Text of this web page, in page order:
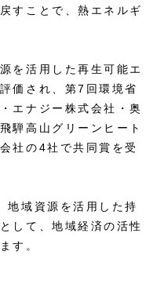
すことで、熱エネルギ
を活用した再生可能エ
価され、第7回環境省
エナジー株式会社・奥
騨高山グリーンヒート
社の4社で共同賞を受
地域資源を活用した持
して、地域経済の活性
す。